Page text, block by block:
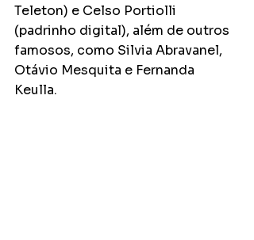
Teleton) e Celso Portiolli
(padrinho digital), além de outros
famosos, como Silvia Abravanel,
Otávio Mesquita e Fernanda
Keulla.